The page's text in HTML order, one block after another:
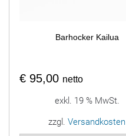
Barhocker Kailua
€ 95,00 netto
exkl. 19 % MwSt.
zzgl. Versandkosten